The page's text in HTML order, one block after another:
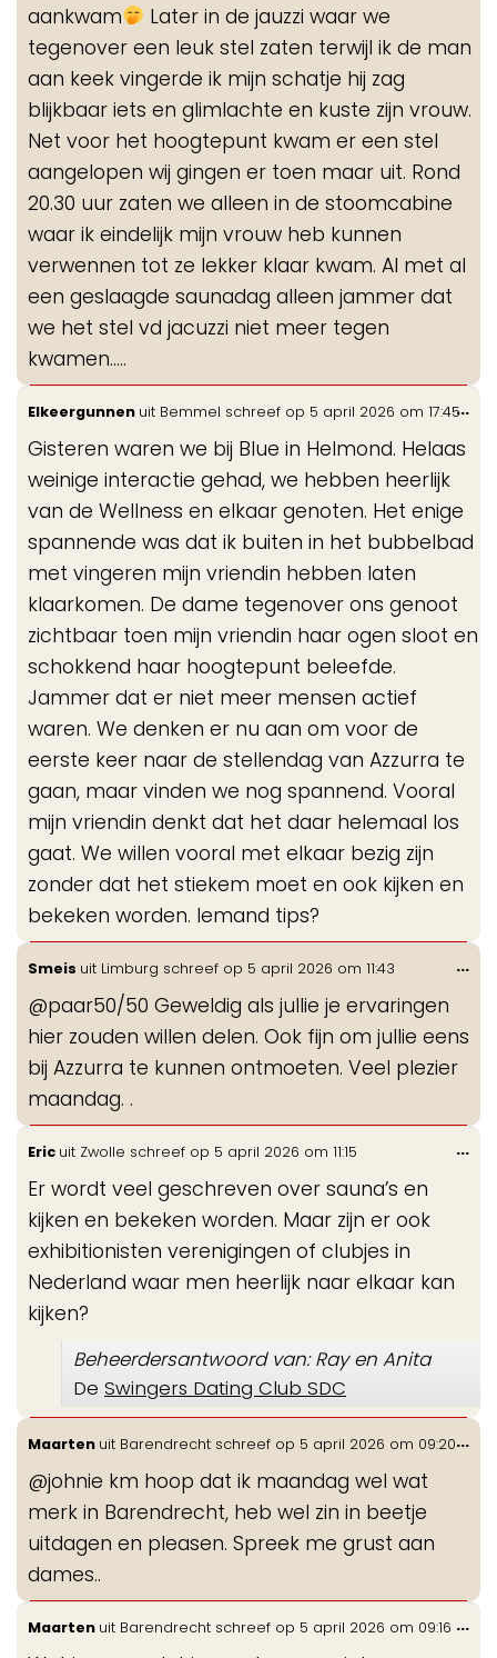
aankwam
Later in de jauzzi waar we
tegenover een leuk stel zaten terwijl ik de man
aan keek vingerde ik mijn schatje hij zag
blijkbaar iets en glimlachte en kuste zijn vrouw.
Net voor het hoogtepunt kwam er een stel
aangelopen wij gingen er toen maar uit. Rond
20.30 uur zaten we alleen in de stoomcabine
waar ik eindelijk mijn vrouw heb kunnen
verwennen tot ze lekker klaar kwam. Al met al
een geslaagde saunadag alleen jammer dat
we het stel vd jacuzzi niet meer tegen
kwamen.....
Elkeergunnen uit Bemmel schreef op 5 april 2026 om 17:45
Gisteren waren we bij Blue in Helmond. Helaas
weinige interactie gehad, we hebben heerlijk
van de Wellness en elkaar genoten. Het enige
spannende was dat ik buiten in het bubbelbad
met vingeren mijn vriendin hebben laten
klaarkomen. De dame tegenover ons genoot
zichtbaar toen mijn vriendin haar ogen sloot en
schokkend haar hoogtepunt beleefde.
Jammer dat er niet meer mensen actief
waren. We denken er nu aan om voor de
eerste keer naar de stellendag van Azzurra te
gaan, maar vinden we nog spannend. Vooral
mijn vriendin denkt dat het daar helemaal los
gaat. We willen vooral met elkaar bezig zijn
zonder dat het stiekem moet en ook kijken en
bekeken worden. Iemand tips?
...
Smeis uit Limburg schreef op 5 april 2026 om 11:43
@paar50/50 Geweldig als jullie je ervaringen
hier zouden willen delen. Ook fijn om jullie eens
bij Azzurra te kunnen ontmoeten. Veel plezier
maandag. .
...
Eric uit Zwolle schreef op 5 april 2026 om 11:15
Er wordt veel geschreven over sauna’s en
kijken en bekeken worden. Maar zijn er ook
exhibitionisten verenigingen of clubjes in
Nederland waar men heerlijk naar elkaar kan
kijken?
Beheerdersantwoord van: Ray en Anita
De Swingers Dating Club SDC
...
Maarten uit Barendrecht schreef op 5 april 2026 om 09:20
@johnie km hoop dat ik maandag wel wat
merk in Barendrecht, heb wel zin in beetje
uitdagen en pleasen. Spreek me grust aan
dames..
...
Maarten uit Barendrecht schreef op 5 april 2026 om 09:16 ...